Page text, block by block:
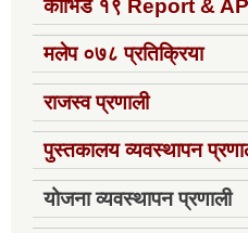
कोभिड १९ Report & AP
मलेप ०७८ प्रतिक्रिया
राजस्व प्रणाली
पुस्तकालय व्यवस्थापन
योजना व्यवस्थापन प्रणाली